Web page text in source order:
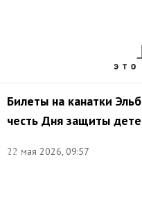
Билеты на канатки
честь Дня защиты
22 мая 2026, 09:57
Иван